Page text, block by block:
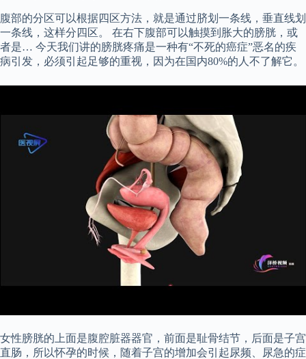
腹部的分区可以根据四区方法，就是通过脐划一条线，垂直线划
一条线，这样分四区。 在右下腹部可以触摸到胀大的膀胱，或
者是… 今天我们讲的膀胱疼痛是一种有“不死的癌症”恶名的疾
病引发，必须引起足够的重视，因为在国内80%的人不了解它。
女性膀胱的上面是腹腔脏器器官，前面是耻骨结节，后面是子宫
直肠，所以怀孕的时候，随着子宫的增加会引起尿频、尿急的症